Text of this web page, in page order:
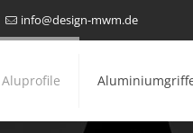
info@design-mwm.de
Aluprofile